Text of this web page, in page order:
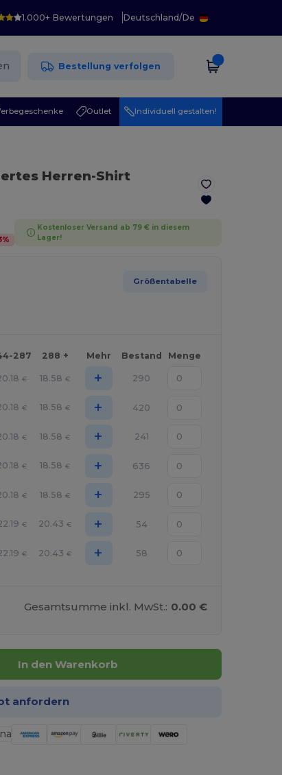
1.000+ Bewertungen Deutschland/De
Bestellung verfolgen
Outlet Individuell gestalten!
Herren-Shirt
%
Kostenloser Versand ab 79 € in diesem
Lager!
Größentabelle
287 288 + Mehr Bestand Menge
€ 18.58 € + 290
€ 18.58 € + 420
€ 18.58 € + 241
€ 18.58 € + 636
€ 18.58 € + 295
€ 20.43 € + 54
€ 20.43 € + 58
Gesamtsumme inkl. MwSt.: 0.00 €
In den Warenkorb
anfordern